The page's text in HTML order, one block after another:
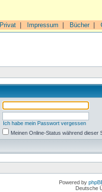
Privat Impressum Bücher|
Ich habe mein Passwort vergessen
Meinen Online-Status während dieser
Powered by
Deutsche